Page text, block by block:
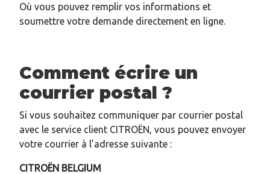
Où vous pouvez remplir vos informations et
soumettre votre demande directement en ligne.
Comment écrire un
courrier postal ?
Si vous souhaitez communiquer par courrier postal
avec le service client CITROËN, vous pouvez envoyer
votre courrier à l’adresse suivante :
CITROËN BELGIUM